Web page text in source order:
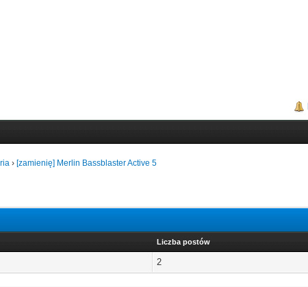
› [zamienię] Merlin Bassblaster Active 5
Liczba postów
2